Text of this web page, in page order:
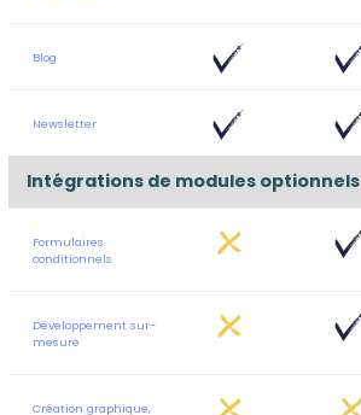
Blog
Newsletter
Intégrations de modules optionnels
Formulaires
conditionnels
Développement sur-
mesure
Création graphique,